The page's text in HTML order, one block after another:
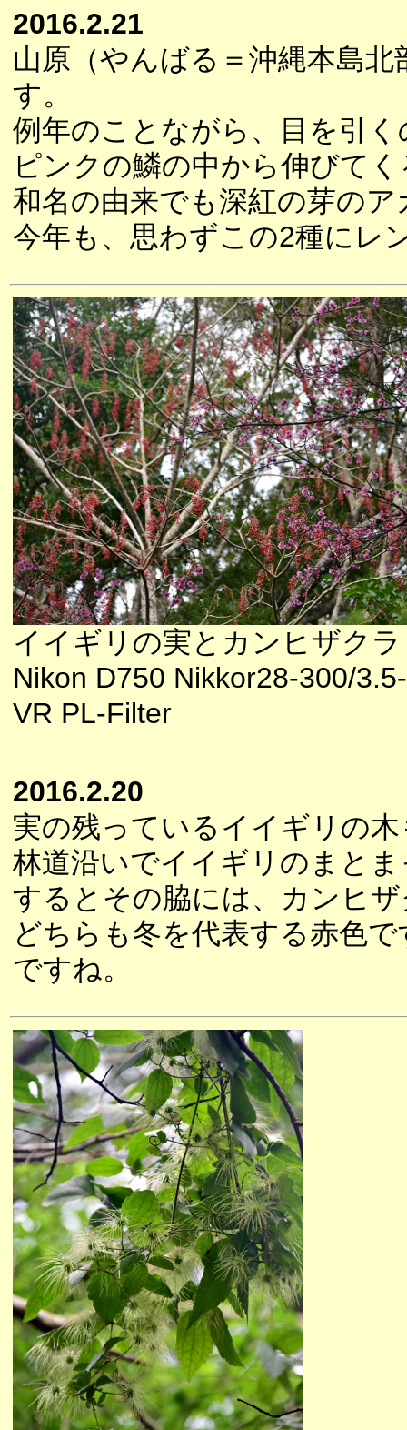
2016.2.21
山原（やんばる＝沖縄本島
す。
例年のことながら、目を引
ピンクの鱗の中から伸びて
和名の由来でも深紅の芽の
今年も、思わずこの2種にレ
イイギリの実とカンヒザクラ
Nikon D750 Nikkor28-300/
VR PL-Filter
2016.2.20
実の残っているイイギリの
林道沿いでイイギリのまと
するとその脇には、カンヒ
どちらも冬を代表する赤色
ですね。